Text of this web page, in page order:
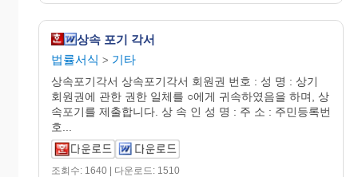
상속 포기 각서
법률서식 > 기타
상속포기각서 상속포기각서 회원권 번호 : 성 명 : 상기
회원권에 관한 권한 일체를 ○에게 귀속하였음을 하며, 상
속포기를 제출합니다. 상 속 인 성 명 : 주 소 : 주민등록번
호...
조회수: 1640 | 다운로드: 1510